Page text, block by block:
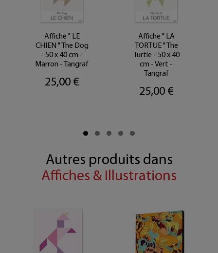
Affiche " LE
CHIEN " The Dog
- 50 x 40 cm -
Marron - Tangraf
25,00 €
Affiche " LA
TORTUE " The
Turtle - 50 x 40
cm - Vert -
Tangraf
25,00 €
Autres produits dans
Affiches & Illustrations